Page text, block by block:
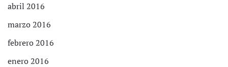
abril 2016
marzo 2016
febrero 2016
enero 2016